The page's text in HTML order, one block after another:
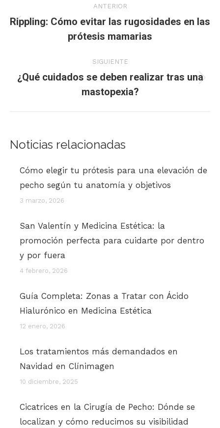
entre
publicaciones
ANTERIOR
Publicación
Rippling: Cómo evitar las rugosidades en las
prótesis mamarias
SIGUIENTE
siguiente:
¿Qué cuidados se deben realizar tras una
mastopexia?
Noticias relacionadas
Cómo elegir tu prótesis para una elevación de
pecho según tu anatomía y objetivos
3 marzo, 2026
San Valentín y Medicina Estética: la
promoción perfecta para cuidarte por dentro
y por fuera
4 febrero, 2026
Guía Completa: Zonas a Tratar con Ácido
Hialurónico en Medicina Estética
12 enero, 2026
Los tratamientos más demandados en
Navidad en Clínimagen
10 diciembre, 2025
Cicatrices en la Cirugía de Pecho: Dónde se
localizan y cómo reducimos su visibilidad